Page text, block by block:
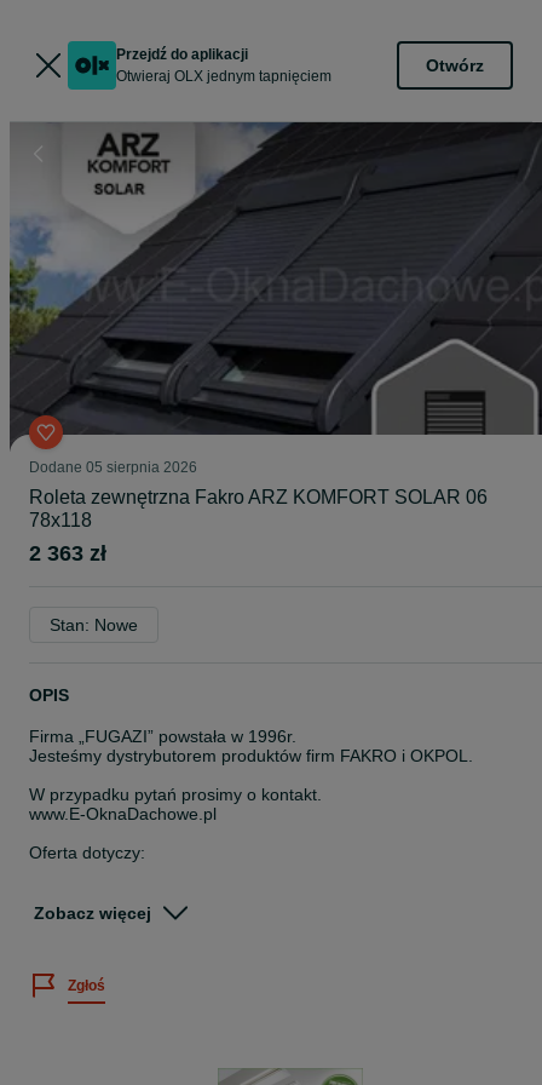
Przejdź do aplikacji
Otwieraj OLX jednym tapnięciem
Otwórz
Dodane 05 sierpnia 2026
Roleta zewnętrzna Fakro ARZ KOMFORT SOLAR 06
78x118
2 363 zł
Stan: Nowe
OPIS
Firma „FUGAZI” powstała w 1996r.
Jesteśmy dystrybutorem produktów firm FAKRO i OKPOL.
W przypadku pytań prosimy o kontakt.
www.E-OknaDachowe.pl
Oferta dotyczy:
model rolety, do okien standardowych FAKRO i okien FAKRO
NASZA CENA - 2363 zł brutto
sterownika). Podstawową zaletą jest funkcjonowanie bez
Zobacz więcej
Zgłoś